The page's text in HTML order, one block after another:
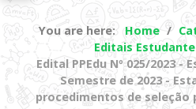
You are here: Home
Editais
Edital PPEdu Nº 025/2023 -
Semestre de 2023 -
procedimentos de seleção